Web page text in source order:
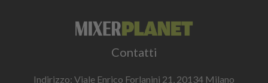
Contatti
Indirizzo: Viale Enrico Forlanini 21, 20134 Milano